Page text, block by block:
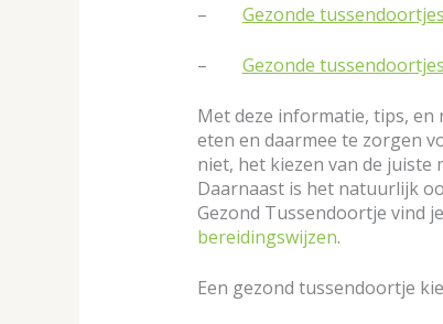
– Gezonde tussendoortjes
– Gezonde
Met deze informatie, tips,
eten en daarmee te zorgen
niet, het kiezen van de
Daarnaast is het natuurlijk
Gezond Tussendoortje vind
bereidingswijzen.
Een gezond tussendoortje